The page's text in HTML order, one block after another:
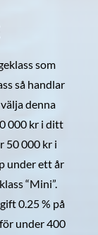
som
så handlar
denna
000 kr i ditt
50 000 kr i
under ett år
“Mini”.
0.25 % på
under 400